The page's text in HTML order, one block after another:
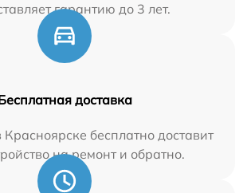
гарантию до 3 лет.
доставка
бесплатно доставит
на ремонт и обратно.